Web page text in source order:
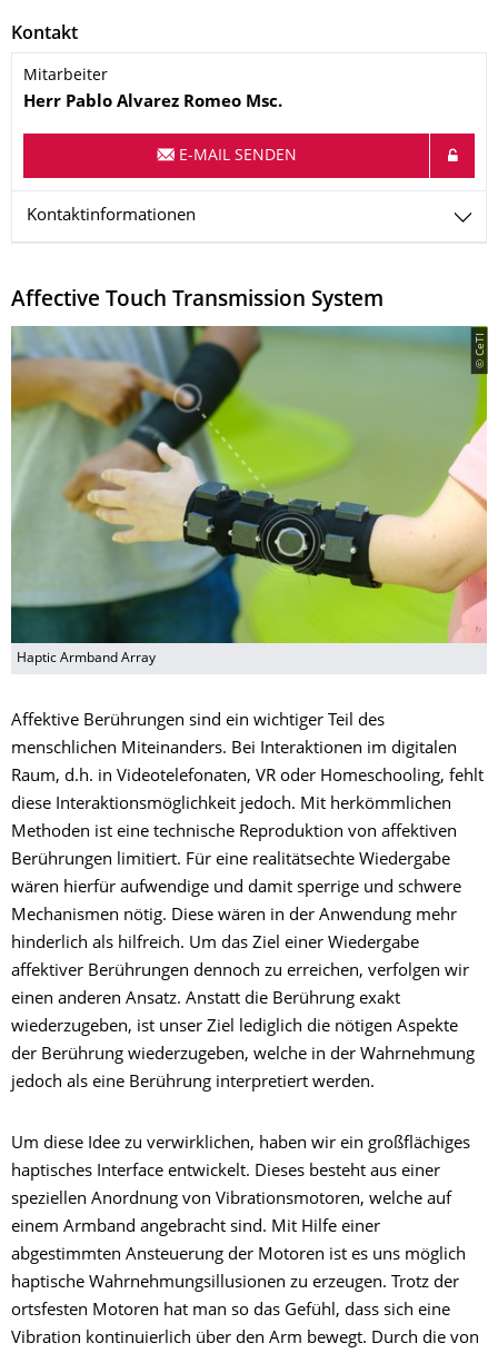
Kontakt
Mitarbeiter
Name
Herr Pablo Alvarez Romeo Msc.
E-MAIL SENDEN
Kontaktinformationen
Affective Touch Transmission System
© CeTI
Haptic Armband Array
Affektive Berührungen sind ein wichtiger Teil des
menschlichen Miteinanders. Bei Interaktionen im digitalen
Raum, d.h. in Videotelefonaten, VR oder Homeschooling, fehlt
diese Interaktionsmöglichkeit jedoch. Mit herkömmlichen
Methoden ist eine technische Reproduktion von affektiven
Berührungen limitiert. Für eine realitätsechte Wiedergabe
wären hierfür aufwendige und damit sperrige und schwere
Mechanismen nötig. Diese wären in der Anwendung mehr
hinderlich als hilfreich. Um das Ziel einer Wiedergabe
affektiver Berührungen dennoch zu erreichen, verfolgen wir
einen anderen Ansatz. Anstatt die Berührung exakt
wiederzugeben, ist unser Ziel lediglich die nötigen Aspekte
der Berührung wiederzugeben, welche in der Wahrnehmung
jedoch als eine Berührung interpretiert werden.
Um diese Idee zu verwirklichen, haben wir ein großflächiges
haptisches Interface entwickelt. Dieses besteht aus einer
speziellen Anordnung von Vibrationsmotoren, welche auf
einem Armband angebracht sind. Mit Hilfe einer
abgestimmten Ansteuerung der Motoren ist es uns möglich
haptische Wahrnehmungsillusionen zu erzeugen. Trotz der
ortsfesten Motoren hat man so das Gefühl, dass sich eine
Vibration kontinuierlich über den Arm bewegt. Durch die von